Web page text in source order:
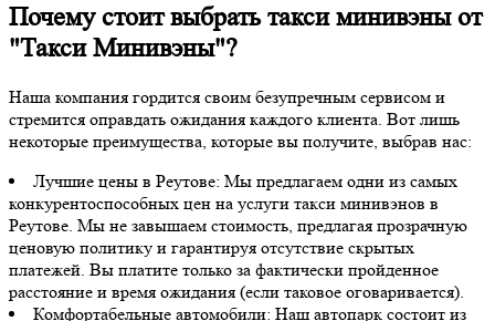
Почему стоит выбрать такси минивэны от
"Такси Минивэны"?
Наша компания гордится своим безупречным сервисом и
стремится оправдать ожидания каждого клиента. Вот лишь
некоторые преимущества, которые вы получите, выбрав нас:
Лучшие цены в Реутове: Мы предлагаем одни из самых
конкурентоспособных цен на услуги такси минивэнов в
Реутове. Мы не завышаем стоимость, предлагая прозрачную
ценовую политику и гарантируя отсутствие скрытых
платежей. Вы платите только за фактически пройденное
расстояние и время ожидания (если таковое оговаривается).
Комфортабельные автомобили: Наш автопарк состоит из